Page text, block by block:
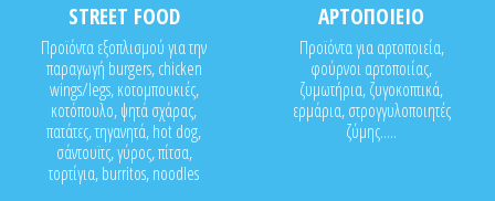
STREET FOOD
Προϊόντα εξοπλισμού για την
παραγωγή burgers, chicken
wings/legs, κοτομπουκιές,
κοτόπουλο, ψητά σχάρας,
πατάτες, τηγανητά, hot dog,
σάντουϊτς, γύρος, πίτσα,
τορτίγια, burritos, noodles
ΑΡΤΟΠΟΙΕΙΟ
Προϊόντα για αρτοποιεία,
φούρνοι αρτοποιίας,
ζυμωτήρια, ζυγοκοπτικά,
ερμάρια, στρογγυλοποιητές
ζύμης.....